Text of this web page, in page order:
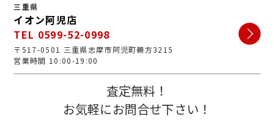
三重県
イオン阿児店
TEL 0599-52-0998
〒517-0501 三重県志摩市阿児町鵜方3215
営業時間 10:00-19:00
査定無料！
お気軽にお問合せ下さい！